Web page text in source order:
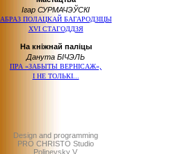
Ігар СУРМАЧЭЎСКІ
АБРАЗ ПОЛАЦКАЙ БАГАРОДЗІЦЫ
XVI СТАГОДДЗЯ
На кніжнай паліцы
Данута БІЧЭЛЬ
ПРА «ЗАБЫТЫ ВЕРНІСАЖ»,
І НЕ ТОЛЬКІ...
Design and programming
PRO CHRISTO Studio
Polinevsky V.